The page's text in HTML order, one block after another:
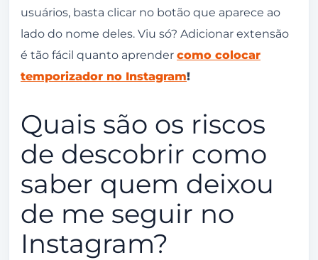
usuários, basta clicar no botão que aparece ao
lado do nome deles. Viu só? Adicionar extensão
é tão fácil quanto aprender como colocar
temporizador no Instagram!
Quais são os riscos
de descobrir como
saber quem deixou
de me seguir no
Instagram?